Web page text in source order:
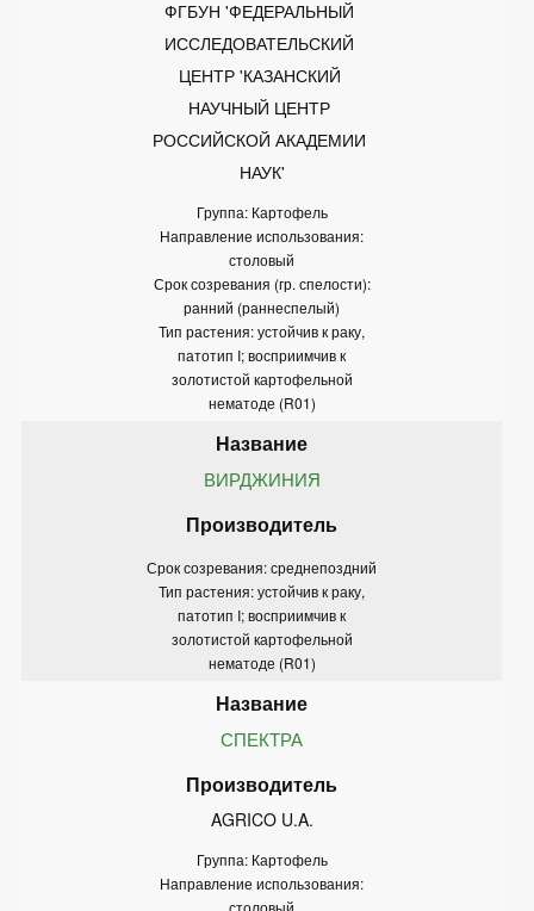
ФГБУН 'ФЕДЕРАЛЬНЫЙ
ИССЛЕДОВАТЕЛЬСКИЙ
ЦЕНТР 'КАЗАНСКИЙ
НАУЧНЫЙ ЦЕНТР
РОССИЙСКОЙ АКАДЕМИИ
НАУК'
Группа: Картофель
Направление использования:
столовый
Срок созревания (гр. спелости):
ранний (раннеспелый)
Тип растения: устойчив к раку,
патотип I; восприимчив к
золотистой картофельной
нематоде (R01)
ВИРДЖИНИЯ
Срок созревания: среднепоздний
Тип растения: устойчив к раку,
патотип I; восприимчив к
золотистой картофельной
нематоде (R01)
СПЕКТРА
AGRICO U.A.
Группа: Картофель
Направление использования:
столовый